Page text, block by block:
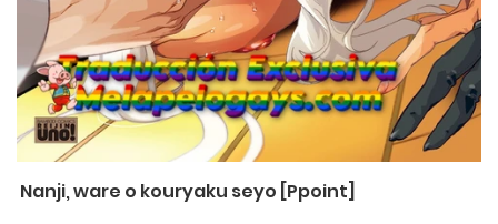
Nanji, ware o kouryaku seyo [Ppoint]